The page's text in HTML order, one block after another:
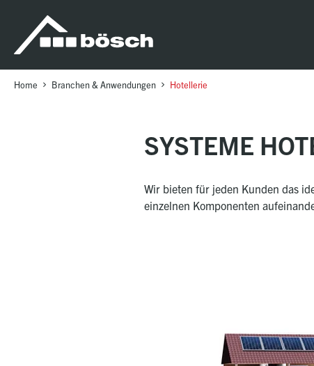
sr.skip-to.main-content
sr.skip-to.table-of-contents
sr.skip-to.main-navigation
Home Branchen & Anwendungen Hotellerie
SYSTEME
Wir bieten für jeden Kunden das
einzelnen Komponenten